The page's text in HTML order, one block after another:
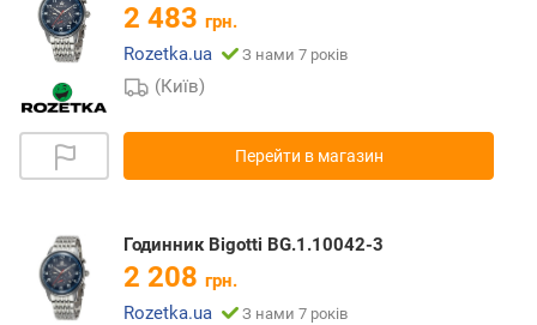
2 483 грн.
Rozetka.ua
З нами 7 років
(Київ)
Перейти в магазин
Годинник Bigotti BG.1.10042-3
2 208 грн.
Rozetka.ua
З нами 7 років